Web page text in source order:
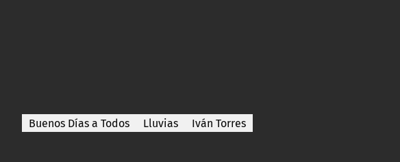
Buenos Días a Todos Lluvias Iván Torres